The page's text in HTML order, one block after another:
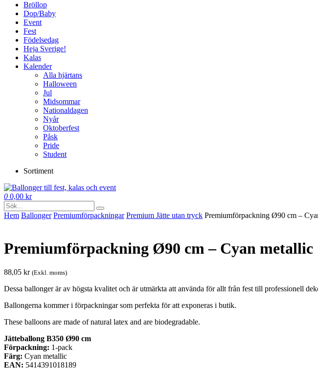
Bröllop
Dop/Baby
Event
Fest
Födelsedag
Heja Sverige!
Kalas
Kalender
Alla hjärtans
Halloween
Jul
Midsommar
Nationaldagen
Nyår
Oktoberfest
Påsk
Pride
Student
Sortiment
0 0,00 kr
Hem Ballonger Premium­förpackningar Premium Jätte utan tryck Premiumförpackning Ø90 cm –
Premiumförpackning Ø90 cm – Cyan metallic
88,05 kr (Exkl. moms)
Dessa ballonger är av högsta kvalitet och är utmärkta att använda för allt från fest till professionell
Ballongerna kommer i förpackningar som perfekta för att exponeras i butik.
These balloons are made of natural latex and are biodegradable.
Jätteballong B350 Ø90 cm
Förpackning: 1-pack
Färg: Cyan metallic
EAN: 5414391018189